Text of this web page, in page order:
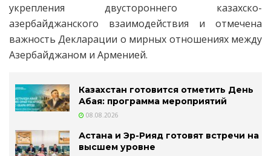
укрепления двустороннего казахско-
азербайджанского взаимодействия и отмечена
важность Декларации о мирных отношениях между
Азербайджаном и Арменией.
Казахстан готовится отметить День
Абая: программа мероприятий
08.08.2026
Астана и Эр-Рияд готовят встречи на
высшем уровне